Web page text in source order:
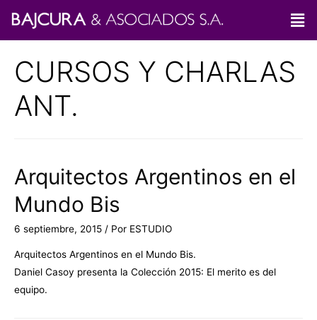
CURSOS Y CHARLAS
ANT.
Arquitectos Argentinos en el
Mundo Bis
6 septiembre, 2015 / Por ESTUDIO
Arquitectos Argentinos en el Mundo Bis.
Daniel Casoy presenta la Colección 2015: El merito es del
equipo.